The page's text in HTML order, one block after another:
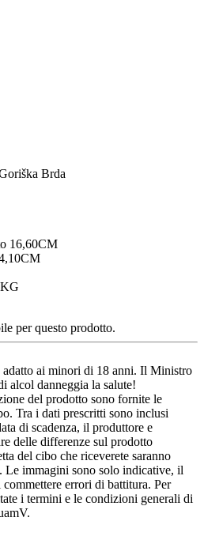
Brda
16,60CM
per questo prodotto.
ai minori di 18 anni. Il Ministro
alcol danneggia la salute!
del prodotto sono fornite le
Tra i dati prescritti sono inclusi
di scadenza, il produttore e
delle differenze sul prodotto
del cibo che riceverete saranno
immagini sono solo indicative, il
errori di battitura. Per
i termini e le condizioni generali di